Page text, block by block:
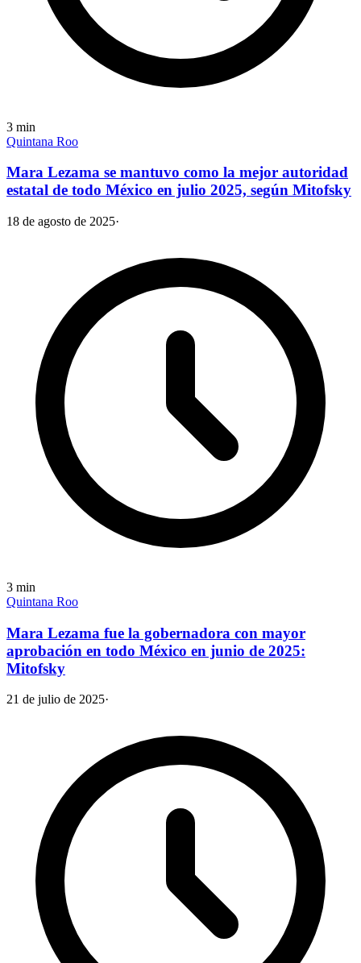
3 min
Quintana Roo
Mara Lezama se mantuvo como la mejor autoridad
estatal de todo México en julio 2025, según Mitofsky
18 de agosto de 2025·
3 min
Quintana Roo
Mara Lezama fue la gobernadora con mayor
aprobación en todo México en junio de 2025:
Mitofsky
21 de julio de 2025·